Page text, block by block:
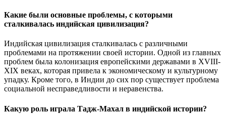
Какие были основные проблемы, с которыми
сталкивалась индийская цивилизация?
Индийская цивилизация сталкивалась с различными
проблемами на протяжении своей истории. Одной из главных
проблем была колонизация европейскими державами в XVIII-
XIX веках, которая привела к экономическому и культурному
упадку. Кроме того, в Индии до сих пор существует проблема
социальной несправедливости и неравенства.
Какую роль играла Тадж-Махал в индийской истории?